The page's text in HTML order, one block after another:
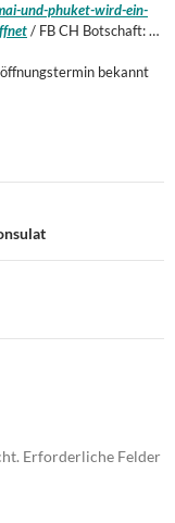
und-phuket-wird-ein-
/ FB CH Botschaft: …
bekannt
Erforderliche Felder